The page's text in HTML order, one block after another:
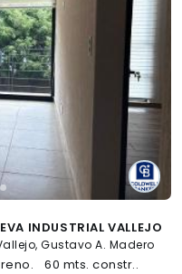
INDUSTRIAL VALLEJO
Gustavo A. Madero
60 mts. constr..